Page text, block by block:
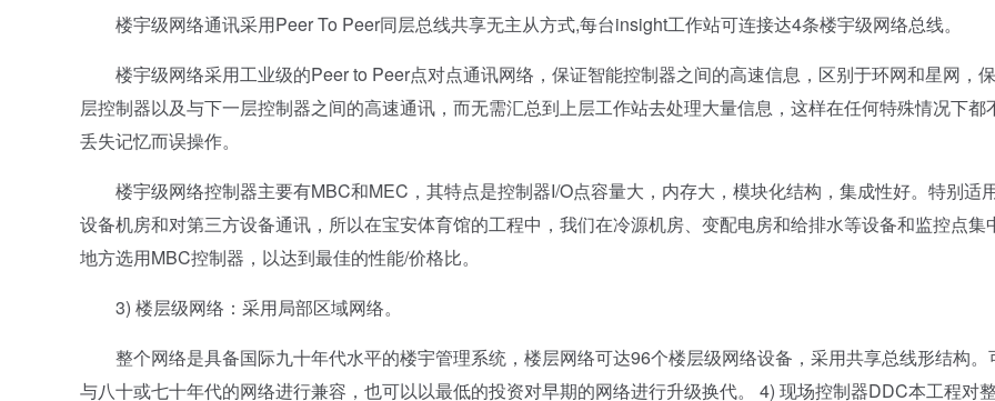
楼宇级网络通讯采用Peer To Peer同层总线共享无主从方式,每台insight工作站可连接达4条楼宇级网络总线。
楼宇级网络采用工业级的Peer to Peer点对点通讯网络，保证智能控制器之间的高速信息，区别于环网和星网，
层控制器以及与下一层控制器之间的高速通讯，而无需汇总到上层工作站去处理大量信息，这样在任何特殊情况下都
丢失记忆而误操作。
楼宇级网络控制器主要有MBC和MEC，其特点是控制器I/O点容量大，内存大，模块化结构，集成性好。特别适
设备机房和对第三方设备通讯，所以在宝安体育馆的工程中，我们在冷源机房、变配电房和给排水等设备和监控点集
地方选用MBC控制器，以达到最佳的性能/价格比。
3) 楼层级网络：采用局部区域网络。
整个网络是具备国际九十年代水平的楼宇管理系统，楼层网络可达96个楼层级网络设备，采用共享总线形结构。
与八十或七十年代的网络进行兼容，也可以以最低的投资对早期的网络进行升级换代。 4) 现场控制器DDC本工程对